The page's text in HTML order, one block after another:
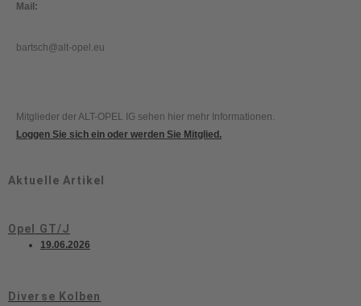
Mail:
bartsch@alt-opel.eu
Mitglieder der ALT-OPEL IG sehen hier mehr Informationen.
Loggen Sie sich ein oder werden Sie Mitglied.
Aktuelle Artikel
Opel GT/J
19.06.2026
Diverse Kolben